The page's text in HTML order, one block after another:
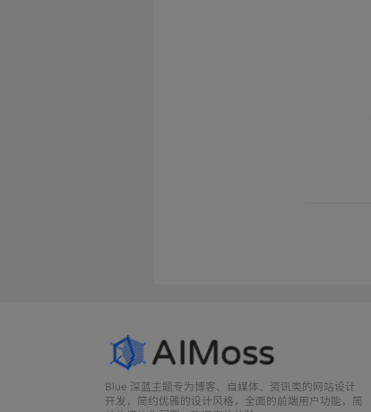
Blue 深蓝主题专为博客、自媒体、资讯类的网站设计
开发，简约优雅的设计风格，全面的前端用户功能，简